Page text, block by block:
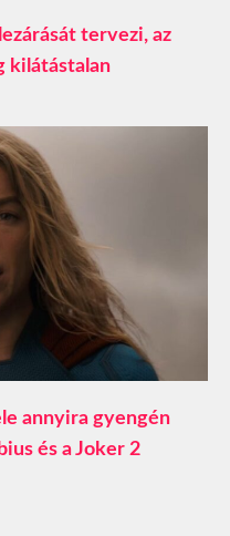
tervezi, az
kilátástalan
annyira gyengén
és a Joker 2